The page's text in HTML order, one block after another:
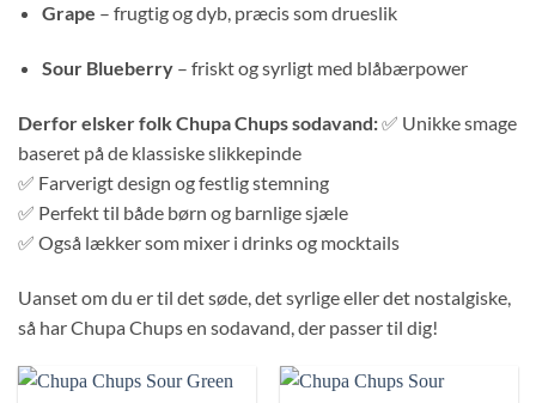
Grape – frugtig og dyb, præcis som drueslik
Sour Blueberry – friskt og syrligt med blåbærpower
Derfor elsker folk Chupa Chups sodavand:✅ Unikke smage
baseret på de klassiske slikkepinde
✅ Farverigt design og festlig stemning
✅ Perfekt til både børn og barnlige sjæle
✅ Også lækker som mixer i drinks og mocktails
Uanset om du er til det søde, det syrlige eller det nostalgiske,
så har Chupa Chups en sodavand, der passer til dig!